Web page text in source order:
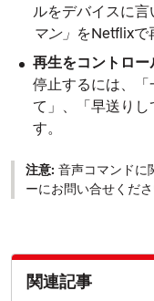
ルをデバイスに
マン
をNetflixで
再生をコントロー
停止するには、
て」、「早送り
す。
注意: 音声コマンドに
ーにお問い合せくださ
関連記事